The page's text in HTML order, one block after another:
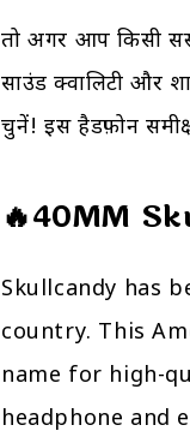
तो अगर आप किसी
साउंड क्वालिटी और
चुनें!इस हैडफ़ोन
🔥40MM
Skullcandy has
country. This
name for high-
headphone and